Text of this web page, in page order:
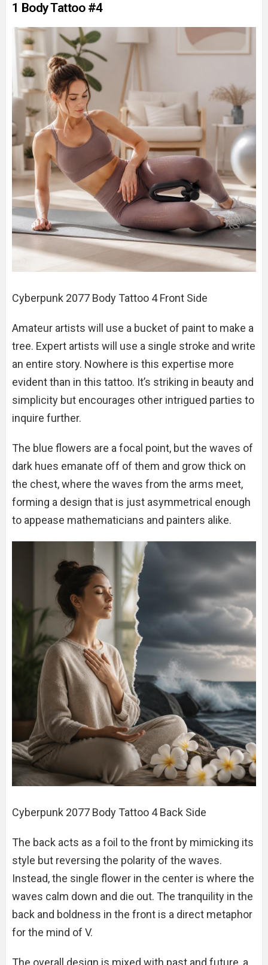
1 Body Tattoo #4
Cyberpunk 2077 Body Tattoo 4 Front Side
Amateur artists will use a bucket of paint to make a
tree. Expert artists will use a single stroke and write
an entire story. Nowhere is this expertise more
evident than in this tattoo. It’s striking in beauty and
simplicity but encourages other intrigued parties to
inquire further.
The blue flowers are a focal point, but the waves of
dark hues emanate off of them and grow thick on
the chest, where the waves from the arms meet,
forming a design that is just asymmetrical enough
to appease mathematicians and painters alike.
Cyberpunk 2077 Body Tattoo 4 Back Side
The back acts as a foil to the front by mimicking its
style but reversing the polarity of the waves.
Instead, the single flower in the center is where the
waves calm down and die out. The tranquility in the
back and boldness in the front is a direct metaphor
for the mind of V.
The overall design is mixed with past and future, a